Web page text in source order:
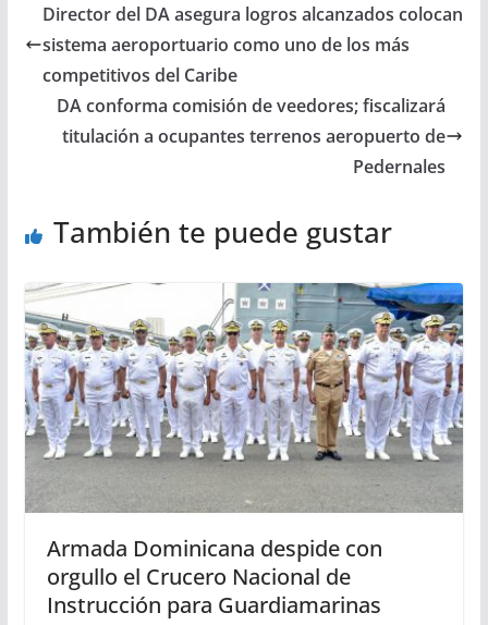
Director del DA asegura logros alcanzados colocan
sistema aeroportuario como uno de los más
competitivos del Caribe
DA conforma comisión de veedores; fiscalizará
titulación a ocupantes terrenos aeropuerto de
Pedernales
También te puede gustar
Armada Dominicana despide con
orgullo el Crucero Nacional de
Instrucción para Guardiamarinas